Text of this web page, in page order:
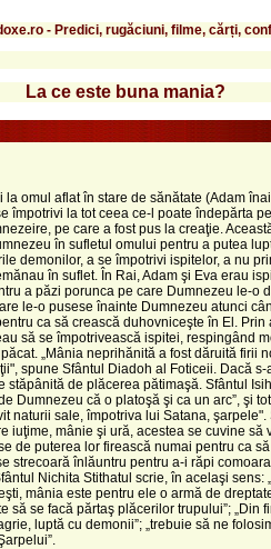
- Predici, rugăciuni, filme, cărți,
La ce este buna mania?
omul aflat în stare de sănătate (Adam
împotrivi la tot ceea ce-l poate îndepărta
pe care a fost pus la creaţie.
în sufletul omului pentru a putea
demonilor, a se împotrivi ispitelor, a nu
în suflet. În Rai, Adam şi Eva erau
a păzi porunca pe care Dumnezeu le-o
le-o pusese înainte Dumnezeu atunci
ca să crească duhovniceşte în El. Prin
să se împotrivească ispitei, respingând
„Mânia neprihănită a fost dăruită firii
spune Sfântul Diadoh al Foticeii. Dacă
stăpânită de plăcerea pătimaşă. Sfântul
Dumnezeu că o platoşă şi ca un arc”, şi
naturii sale, împotriva lui Satana,
iuţime, mânie şi ură, acestea se cuvine să
de puterea lor firească numai pentru ca
strecoară înlăuntru pentru a-i răpi
Nichita Stithatul scrie, în acelaşi sens:
mânia este pentru ele o armă de
să se facă părtaş plăcerilor trupului”; „Din
luptă cu demonii”; „trebuie să ne